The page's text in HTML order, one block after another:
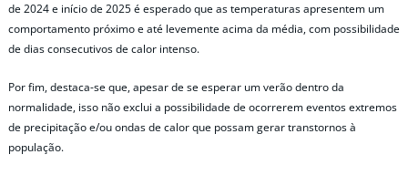
de 2024 e início de 2025 é esperado que as temperaturas apresentem um
comportamento próximo e até levemente acima da média, com possibilidade
de dias consecutivos de calor intenso.
Por fim, destaca-se que, apesar de se esperar um verão dentro da
normalidade, isso não exclui a possibilidade de ocorrerem eventos extremos
de precipitação e/ou ondas de calor que possam gerar transtornos à
população.